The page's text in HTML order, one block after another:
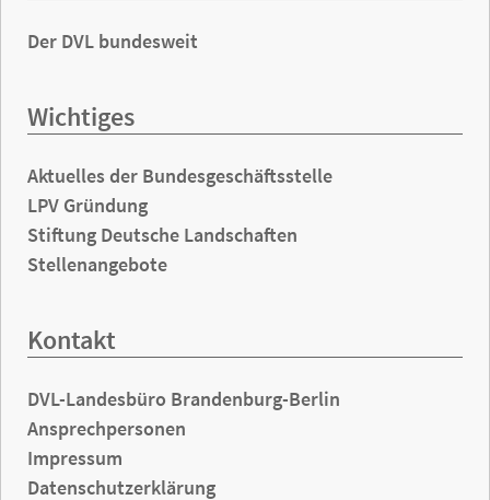
Der DVL bundesweit
Wichtiges
Aktuelles der Bundesgeschäftsstelle
LPV Gründung
Stiftung Deutsche Landschaften
Stellenangebote
Kontakt
DVL-Landesbüro Brandenburg-Berlin
Ansprechpersonen
Impressum
Datenschutzerklärung